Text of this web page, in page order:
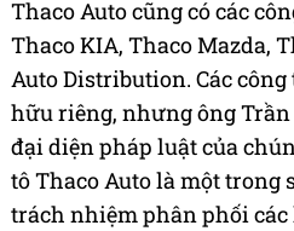
Thaco Auto cũng có các
Thaco KIA, Thaco Mazda,
Auto Distribution. Các công
hữu riêng, nhưng ông
đại diện pháp luật của
tô Thaco Auto là một trong
trách nhiệm phân phối các